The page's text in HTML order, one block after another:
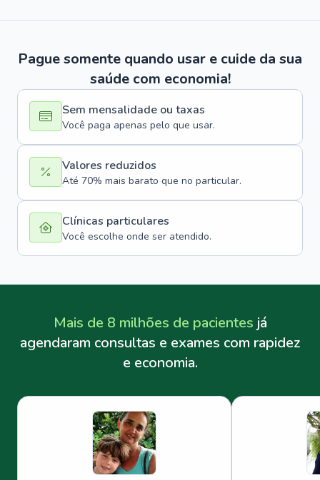
Pague somente quando usar e cuide da sua
saúde com economia!
Sem mensalidade ou taxas
Você paga apenas pelo que usar.
Valores reduzidos
Até 70% mais barato que no particular.
Clínicas particulares
Você escolhe onde ser atendido.
Mais de 8 milhões de pacientes já
agendaram consultas e exames com rapidez
e economia.